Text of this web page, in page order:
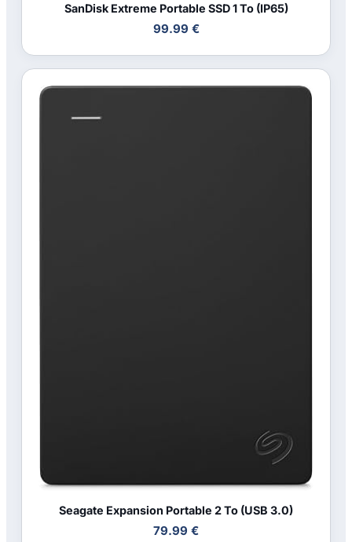
SanDisk Extreme Portable SSD 1 To (IP65)
99.99 €
Seagate Expansion Portable 2 To (USB 3.0)
79.99 €